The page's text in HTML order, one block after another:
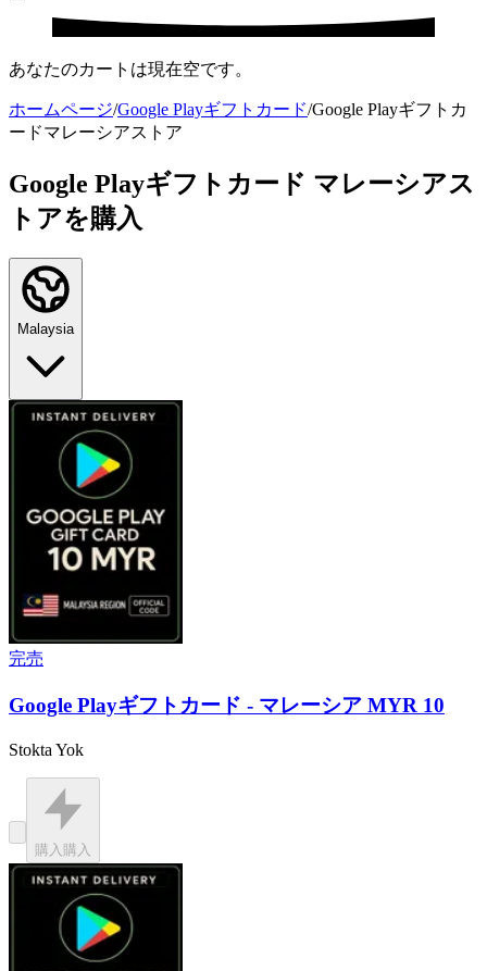
あなたのカートは現在空です。
ホームページ/Google Playギフトカード/Google Playギフトカ
ードマレーシアストア
Google Playギフトカード マレーシアス
トアを購入
Malaysia
完売
Google Playギフトカード - マレーシア MYR 10
Stokta Yok
購入 購入